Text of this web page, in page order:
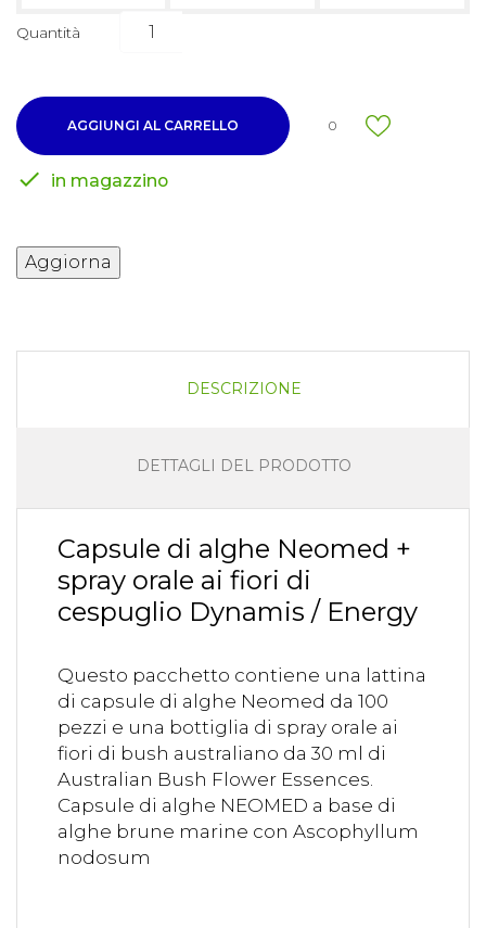
Quantità
AGGIUNGI AL CARRELLO 0
 in magazzino
DESCRIZIONE
DETTAGLI DEL PRODOTTO
Capsule di alghe Neomed +
spray orale ai fiori di
cespuglio Dynamis / Energy
Questo pacchetto contiene una lattina
di capsule di alghe Neomed da 100
pezzi e una bottiglia di spray orale ai
fiori di bush australiano da 30 ml di
Australian Bush Flower Essences.
Capsule di alghe NEOMED a base di
alghe brune marine con Ascophyllum
nodosum